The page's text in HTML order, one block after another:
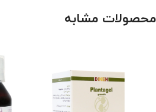
محصولات مشابه